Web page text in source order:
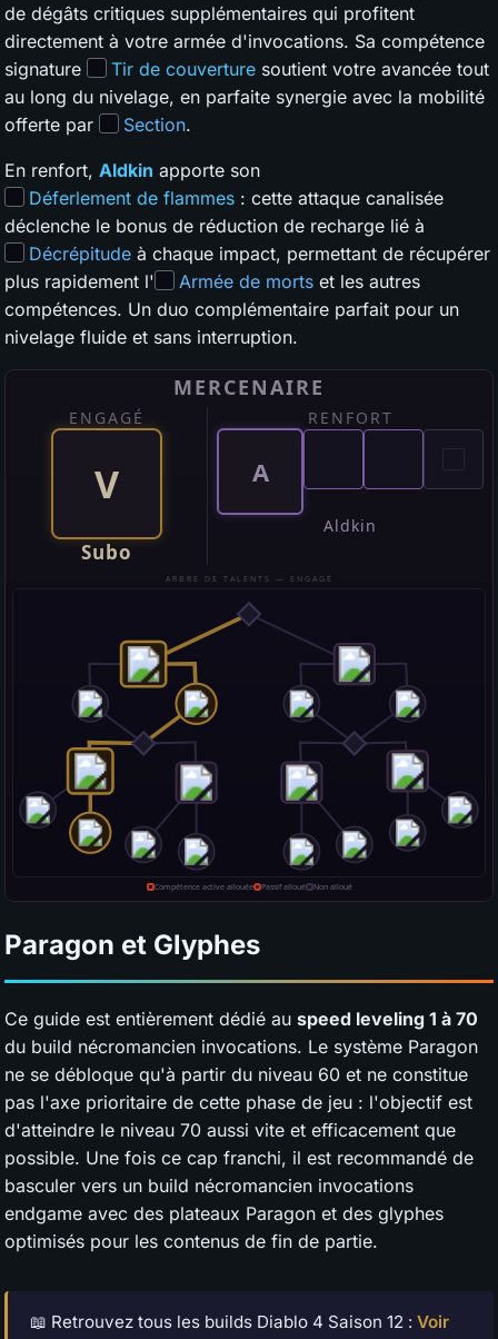
de dégâts critiques supplémentaires qui profitent
directement à votre armée d'invocations. Sa compétence
signature
Tir de couverture soutient votre avancée tout
au long du nivelage, en parfaite synergie avec la mobilité
offerte par
Section.
En renfort, Aldkin apporte son
Déferlement de flammes : cette attaque canalisée
déclenche le bonus de réduction de recharge lié à
Décrépitude à chaque impact, permettant de récupérer
plus rapidement l'
Armée de morts et les autres
compétences. Un duo complémentaire parfait pour un
nivelage fluide et sans interruption.
Paragon et Glyphes
Ce guide est entièrement dédié au speed leveling 1 à 70
du build nécromancien invocations. Le système Paragon
ne se débloque qu'à partir du niveau 60 et ne constitue
pas l'axe prioritaire de cette phase de jeu : l'objectif est
d'atteindre le niveau 70 aussi vite et efficacement que
possible. Une fois ce cap franchi, il est recommandé de
basculer vers un build nécromancien invocations
endgame avec des plateaux Paragon et des glyphes
optimisés pour les contenus de fin de partie.
📖 Retrouvez tous les builds Diablo 4 Saison 12 : Voir